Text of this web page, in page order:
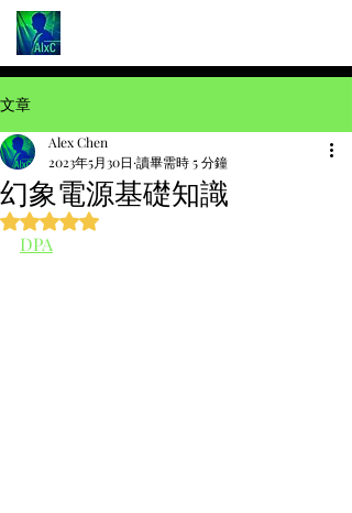
文章
幻象電源基礎知識
Alex Chen
2023年5月30日 讀畢需時 5 分鐘
評等為 NaN（最高為 5 顆星）。
DPA